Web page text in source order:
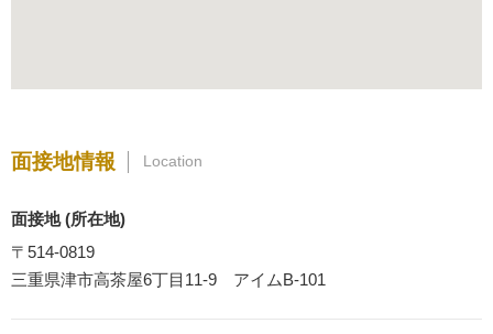
面接地情報 Location
面接地 (所在地)
〒514-0819
三重県津市高茶屋6丁目11-9 アイムB-101